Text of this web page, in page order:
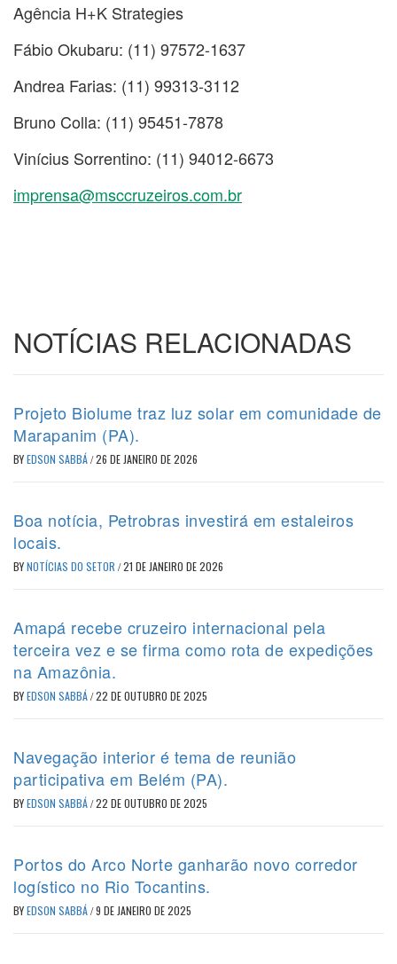
Agência H+K Strategies
Fábio Okubaru: (11) 97572-1637
Andrea Farias: (11) 99313-3112
Bruno Colla: (11) 95451-7878
Vinícius Sorrentino: (11) 94012-6673
imprensa@msccruzeiros.com.br
NOTÍCIAS RELACIONADAS
Projeto Biolume traz luz solar em comunidade de
Marapanim (PA).
BYEDSON SABBÁ/26 DE JANEIRO DE 2026
Boa notícia, Petrobras investirá em estaleiros
locais.
BYNOTÍCIAS DO SETOR /21 DE JANEIRO DE 2026
Amapá recebe cruzeiro internacional pela
terceira vez e se firma como rota de expedições
na Amazônia.
BYEDSON SABBÁ/22 DE OUTUBRO DE 2025
Navegação interior é tema de reunião
participativa em Belém (PA).
BYEDSON SABBÁ/22 DE OUTUBRO DE 2025
Portos do Arco Norte ganharão novo corredor
logístico no Rio Tocantins.
BYEDSON SABBÁ/9 DE JANEIRO DE 2025